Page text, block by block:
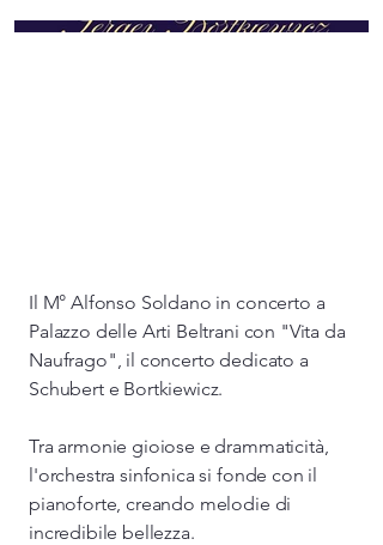
Il M° Alfonso Soldano in concerto a
Palazzo delle Arti Beltrani con "Vita da
Naufrago", il concerto dedicato a
Schubert e Bortkiewicz.
Tra armonie gioiose e drammaticità,
l'orchestra sinfonica si fonde con il
pianoforte, creando melodie di
incredibile bellezza.